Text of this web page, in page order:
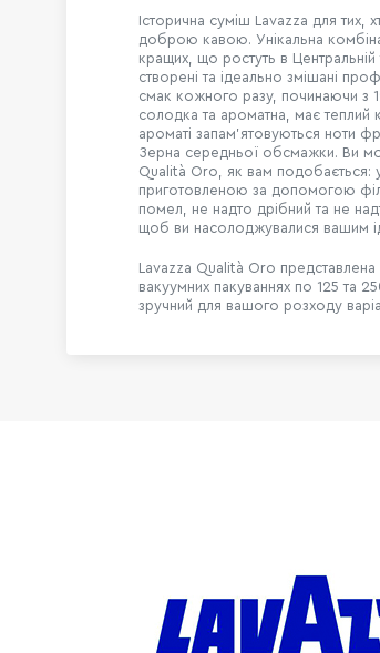
Історична суміш Lavazza для тих,
доброю кавою. Унікальна
кращих, що ростуть в
створені та ідеально змішані
смак кожного разу, починаючи з
солодка та ароматна, має теплий
ароматі запам’ятовуються ноти
Зерна середньої обсмажки. Ви
Qualità Oro, як вам подобається:
приготовленою за допомогою
помел, не надто дрібний та не
щоб ви насолоджувалися вашим
Lavazza Qualità Oro представлена
вакуумних пакуваннях по 125 та
зручний для вашого розходу